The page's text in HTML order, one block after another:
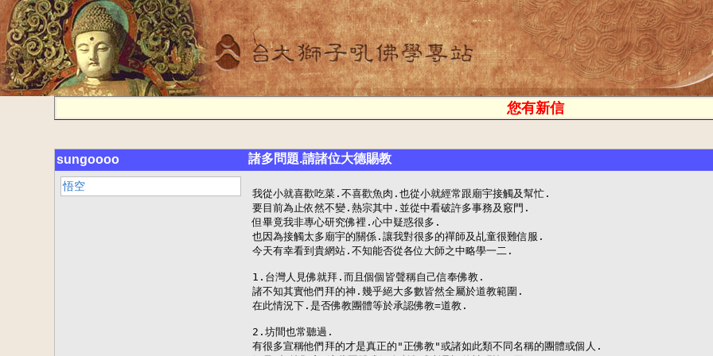
您有新信
sungoooo 諸多問題.請諸位大德賜教
悟空
我從小就喜歡吃菜.不喜歡魚肉.也從小就經常跟廟宇接觸及幫忙.
要目前為止依然不變.熱宗其中.並從中看破許多事務及竅門.
但畢竟我非專心研究佛裡.心中疑惑很多.
也因為接觸太多廟宇的關係.讓我對很多的禪師及乩童很難信服.
今天有幸看到貴網站.不知能否從各位大師之中略學一二.
1.台灣人見佛就拜.而且個個皆聲稱自己信奉佛教.
諸不知其實他們拜的神.幾乎絕大多數皆然全屬於道教範圍.
在此情況下.是否佛教團體等於承認佛教=道教.
2.坊間也常聽過.
有很多宣稱他們拜的才是真正的"正佛教"或諸如此類不同名稱的團體或個人.